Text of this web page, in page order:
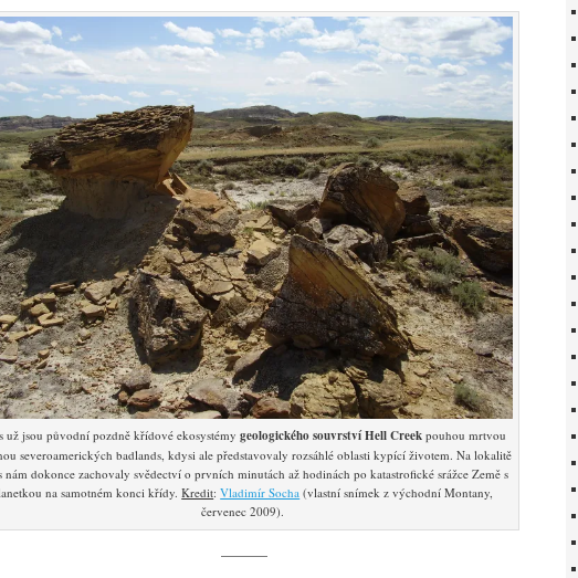
už jsou původní pozdně křídové ekosystémygeologického souvrství Hell Creek pouhou mrtvou
severoamerických badlands, kdysi ale představovaly rozsáhlé oblasti kypící životem. Na lokalitě
nám dokonce zachovaly svědectví o prvních minutách až hodinách po katastrofické srážce Země s
na samotném konci křídy.Kredit:Vladimír Socha (vlastní snímek z východní Montany,
červenec 2009).
———